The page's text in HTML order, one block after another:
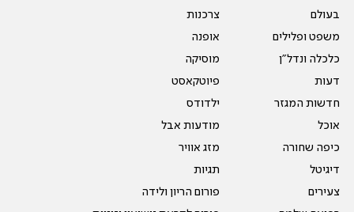
בעולם
משפט ופלילים
כלכלה ונדל"ן
דעות
חדשות המגזר
אוכל
כיפה שחורה
דיגיטל
צעירים
צרכנות
אופנה
מוסיקה
פיוטקאסט
ילדודס
מודעות אבל
מזג אוויר
תגיות
פורום הריון ולידה